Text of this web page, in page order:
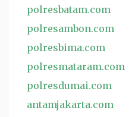
polresbatam.com
polresambon.com
polresbima.com
polresmataram.com
polresdumai.com
antamjakarta.com